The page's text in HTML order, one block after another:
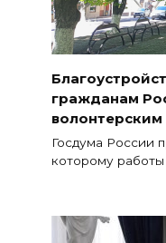
гражданам
волонтерским
Госдума России
которому работы